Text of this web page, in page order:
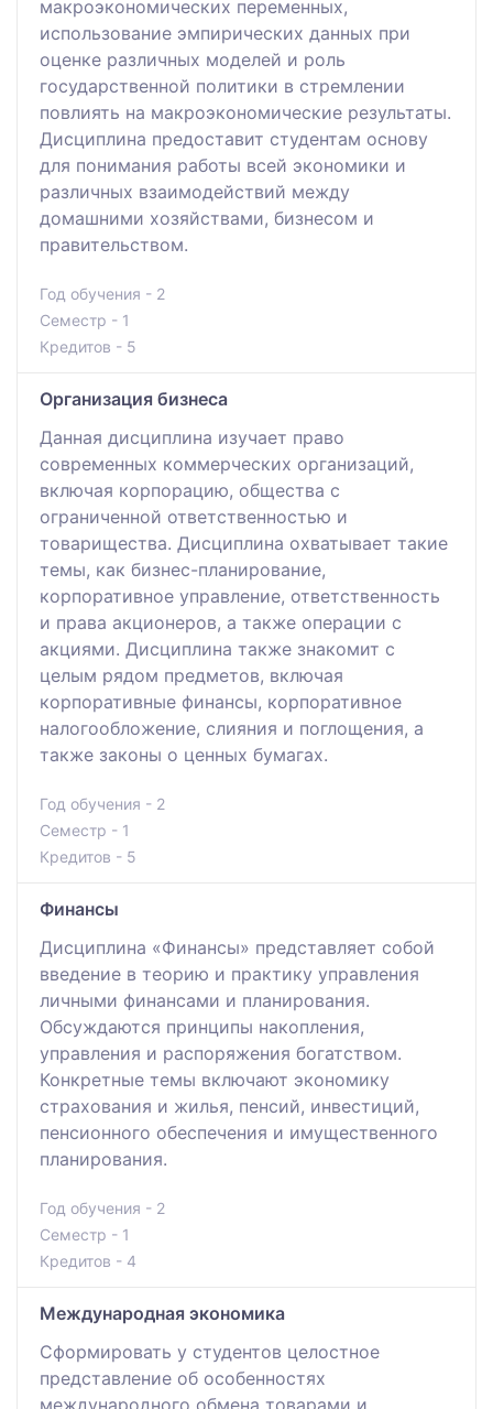
макроэкономических переменных,
использование эмпирических данных при
оценке различных моделей и роль
государственной политики в стремлении
повлиять на макроэкономические результаты.
Дисциплина предоставит студентам основу
для понимания работы всей экономики и
различных взаимодействий между
домашними хозяйствами, бизнесом и
правительством.
Год обучения - 2
Семестр - 1
Кредитов - 5
Организация бизнеса
Данная дисциплина изучает право
современных коммерческих организаций,
включая корпорацию, общества с
ограниченной ответственностью и
товарищества. Дисциплина охватывает такие
темы, как бизнес-планирование,
корпоративное управление, ответственность
и права акционеров, а также операции с
акциями. Дисциплина также знакомит с
целым рядом предметов, включая
корпоративные финансы, корпоративное
налогообложение, слияния и поглощения, а
также законы о ценных бумагах.
Год обучения - 2
Семестр - 1
Кредитов - 5
Финансы
Дисциплина «Финансы» представляет собой
введение в теорию и практику управления
личными финансами и планирования.
Обсуждаются принципы накопления,
управления и распоряжения богатством.
Конкретные темы включают экономику
страхования и жилья, пенсий, инвестиций,
пенсионного обеспечения и имущественного
планирования.
Год обучения - 2
Семестр - 1
Кредитов - 4
Международная экономика
Сформировать у студентов целостное
представление об особенностях
международного обмена товарами и